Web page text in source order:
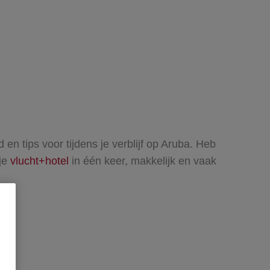
tips voor tijdens je verblijf op Aruba. Heb
vlucht+hotel in één keer, makkelijk en vaak